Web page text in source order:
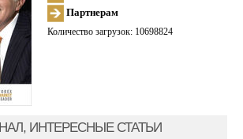
Партнерам
Количество загрузок: 10698824
ИНТЕРЕСНЫЕ СТАТЬИ